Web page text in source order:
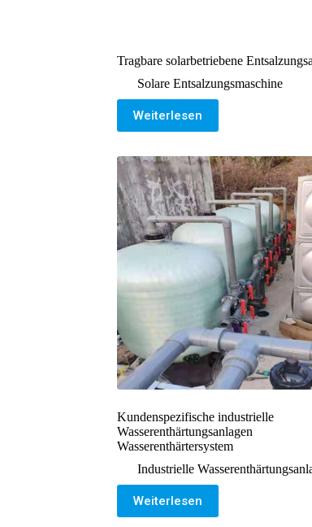
Tragbare solarbetriebene
Solare Entsalzungsmaschine
Weiterlesen
Kundenspezifische industrielle
Wasserenthärtungsanlagen
Wasserenthärtersystem
Industrielle
Weiterlesen